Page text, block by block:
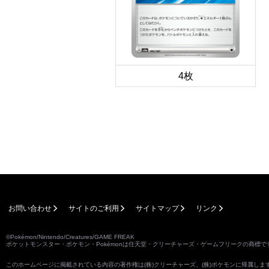
4枚
お問い合わせ サイトのご利用 サイトマップ リンク
©Pokémon/Nintendo/Creatures/GAME FREAK
ポケットモンスター・ポケモン・Pokémonは任天堂・クリーチャーズ・ゲームフリークの商標で
このホームページに掲載されている内容の著作権は(株)クリーチャーズ、(株)ポケモンに帰属し